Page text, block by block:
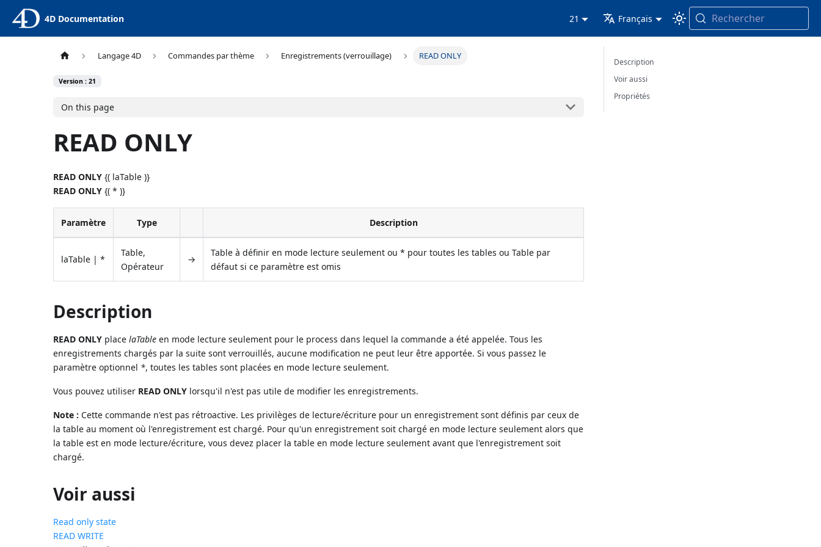
4D Documentation 21 Français Rechercher
Langage 4D Commandes par thème Enregistrements (verrouillage) READ ONLY
Version : 21
On this page
READ ONLY
READ ONLY {( laTable )}
READ ONLY {( * )}
Paramètre Type Description
laTable | *
Table,
Opérateur
→
Table à définir en mode lecture seulement ou * pour toutes les tables ou Table par
défaut si ce paramètre est omis
Description
READ ONLY placelaTable en mode lecture seulement pour le process dans lequel la commande a été appelée. Tous les
enregistrements chargés par la suite sont verrouillés, aucune modification ne peut leur être apportée. Si vous passez le
paramètre optionnel *, toutes les tables sont placées en mode lecture seulement.
Vous pouvez utiliser READ ONLY lorsqu'il n'est pas utile de modifier les enregistrements.
Note : Cette commande n'est pas rétroactive. Les privilèges de lecture/écriture pour un enregistrement sont définis par ceux de
la table au moment où l'enregistrement est chargé. Pour qu'un enregistrement soit chargé en mode lecture seulement alors que
la table est en mode lecture/écriture, vous devez placer la table en mode lecture seulement avant que l'enregistrement soit
chargé.
Voir aussi
Read only state
READ WRITE
Description
Voir aussi
Propriétés